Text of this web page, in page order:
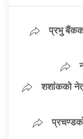
प्रभु
शशांकको